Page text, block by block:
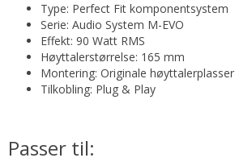
Type: Perfect Fit komponentsystem
Serie: Audio System M-EVO
Effekt: 90 Watt RMS
Høyttalerstørrelse: 165 mm
Montering: Originale høyttalerplasser
Tilkobling: Plug & Play
Passer til: